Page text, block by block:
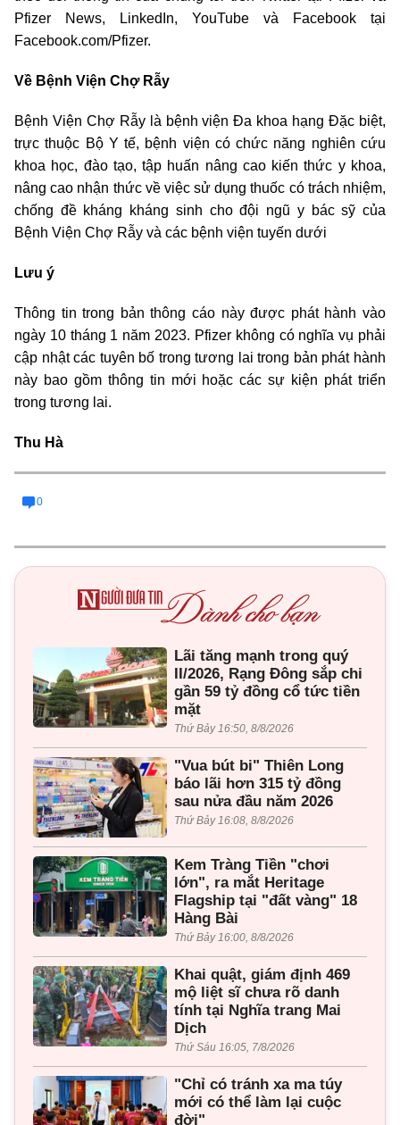
Pfizer News, LinkedIn, YouTube và Facebook tại
Facebook.com/Pfizer.
Về Bệnh Viện Chợ Rẫy
Bệnh Viện Chợ Rẫy là bệnh viện Đa khoa hạng Đặc biệt,
trực thuộc Bộ Y tế, bệnh viện có chức năng nghiên cứu
khoa học, đào tạo, tập huấn nâng cao kiến thức y khoa,
nâng cao nhận thức về việc sử dụng thuốc có trách nhiệm,
chống đề kháng kháng sinh cho đội ngũ y bác sỹ của
Bệnh Viện Chợ Rẫy và các bệnh viện tuyến dưới
Lưu ý
Thông tin trong bản thông cáo này được phát hành vào
ngày 10 tháng 1 năm 2023. Pfizer không có nghĩa vụ phải
cập nhật các tuyên bố trong tương lai trong bản phát hành
này bao gồm thông tin mới hoặc các sự kiện phát triển
trong tương lai.
Thu Hà
0
Lãi tăng mạnh trong quý
II/2026, Rạng Đông sắp chi
gần 59 tỷ đồng cổ tức tiền
mặt
Thứ Bảy 16:50, 8/8/2026
"Vua bút bi" Thiên Long
báo lãi hơn 315 tỷ đồng
sau nửa đầu năm 2026
Thứ Bảy 16:08, 8/8/2026
Kem Tràng Tiền "chơi
lớn", ra mắt Heritage
Flagship tại "đất vàng" 18
Hàng Bài
Thứ Bảy 16:00, 8/8/2026
Khai quật, giám định 469
mộ liệt sĩ chưa rõ danh
tính tại Nghĩa trang Mai
Dịch
Thứ Sáu 16:05, 7/8/2026
"Chỉ có tránh xa ma túy
mới có thể làm lại cuộc
đời"